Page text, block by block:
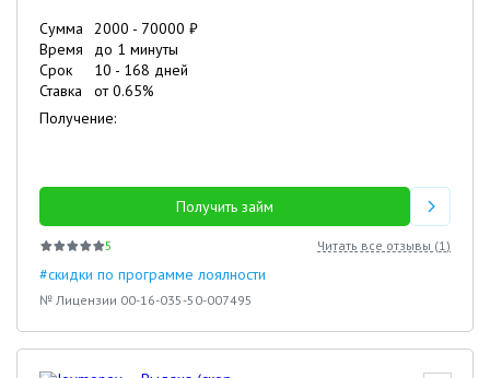
Сумма 2000 - 70000 ₽
Время
до 1 минуты
Срок
10 - 168 дней
Ставка
от0.65%
Получение:
Получить займ
5 Читать все отзывы (1)
#скидки по программе лоялности
№ Лицензии 00-16-035-50-007495